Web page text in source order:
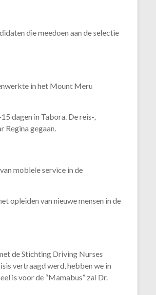
die meedoen aan de selectie
in het Mount Meru
dagen in Tabora. De reis-,
Regina gegaan.
mobiele service in de
opleiden van nieuwe mensen in de
de Stichting Driving Nurses
vertraagd werd, hebben we in
is voor de “Mamabus” zal Dr.